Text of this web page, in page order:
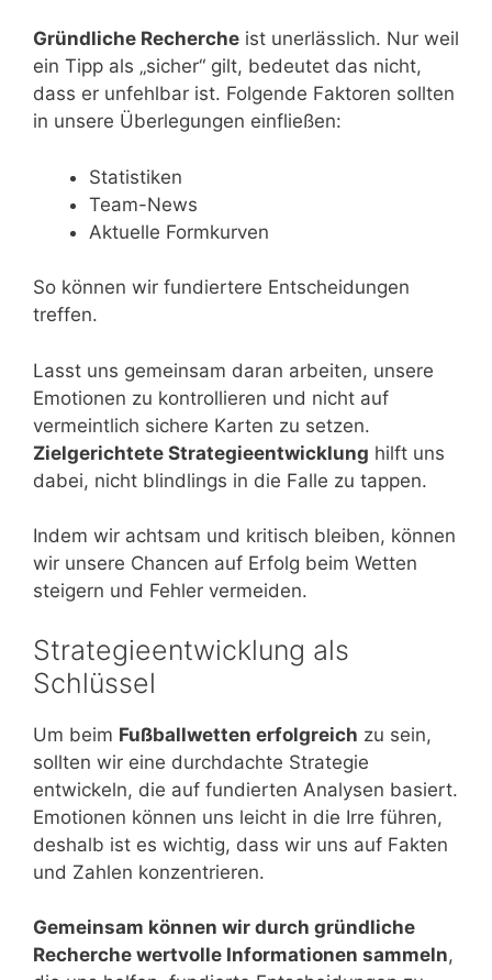
Gründliche Recherche ist unerlässlich. Nur weil
ein Tipp als „sicher“ gilt, bedeutet das nicht,
dass er unfehlbar ist. Folgende Faktoren sollten
in unsere Überlegungen einfließen:
Statistiken
Team-News
Aktuelle Formkurven
So können wir fundiertere Entscheidungen
treffen.
Lasst uns gemeinsam daran arbeiten, unsere
Emotionen zu kontrollieren und nicht auf
vermeintlich sichere Karten zu setzen.
Zielgerichtete Strategieentwicklung hilft uns
dabei, nicht blindlings in die Falle zu tappen.
Indem wir achtsam und kritisch bleiben, können
wir unsere Chancen auf Erfolg beim Wetten
steigern und Fehler vermeiden.
Strategieentwicklung als
Schlüssel
Um beim Fußballwetten erfolgreich zu sein,
sollten wir eine durchdachte Strategie
entwickeln, die auf fundierten Analysen basiert.
Emotionen können uns leicht in die Irre führen,
deshalb ist es wichtig, dass wir uns auf Fakten
und Zahlen konzentrieren.
Gemeinsam können wir durch gründliche
Recherche wertvolle Informationen sammeln,